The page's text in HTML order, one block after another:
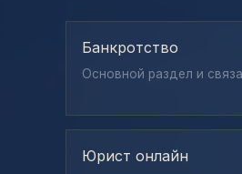
Банкротство
Основной раздел и
Юрист онлайн